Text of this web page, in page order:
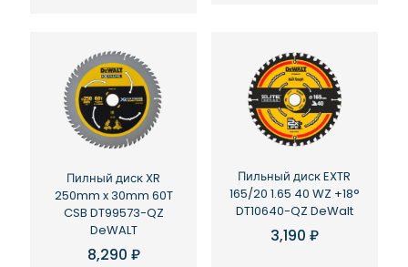
Пилный диск XR
250mm x 30mm 60T
CSB DT99573-QZ
DeWALT
8,290 ₽
Пильный диск EXTR
165/20 1.65 40 WZ +18°
DT10640-QZ DeWalt
3,190 ₽